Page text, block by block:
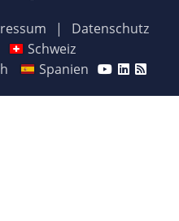
|
Datenschutz
Schweiz
Spanien